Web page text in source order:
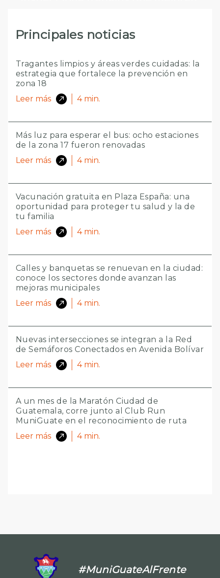
Principales noticias
Tragantes limpios y áreas verdes cuidadas: la
estrategia que fortalece la prevención en
zona 18
Leer más
4 min.
Más luz para esperar el bus: ocho estaciones
de la zona 17 fueron renovadas
Leer más
4 min.
Vacunación gratuita en Plaza España: una
oportunidad para proteger tu salud y la de
tu familia
Leer más
4 min.
Calles y banquetas se renuevan en la ciudad:
conoce los sectores donde avanzan las
mejoras municipales
Leer más
4 min.
Nuevas intersecciones se integran a la Red
de Semáforos Conectados en Avenida Bolívar
Leer más
4 min.
A un mes de la Maratón Ciudad de
Guatemala, corre junto al Club Run
MuniGuate en el reconocimiento de ruta
Leer más
4 min.
#MuniGuateAlFrente